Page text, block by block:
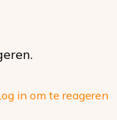
in om te reageren